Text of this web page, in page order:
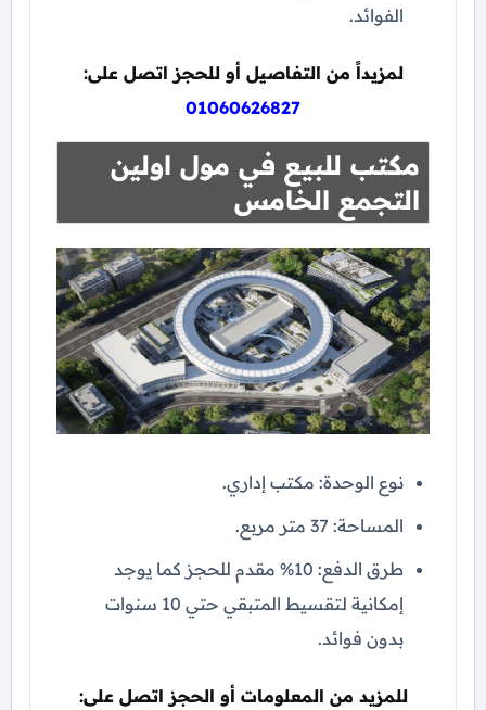
الفوائد.
لمزيداً من التفاصيل أو للحجز اتصل على:
01060626827
مكتب للبيع في مول اولين
التجمع الخامس
نوع الوحدة: مكتب إداري.
المساحة: 37 متر مربع.
طرق الدفع: 10% مقدم للحجز كما يوجد
إمكانية لتقسيط المتبقي حتي 10 سنوات
بدون فوائد.
للمزيد من المعلومات أو الحجز اتصل على: